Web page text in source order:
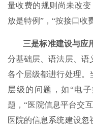
量收费的规则尚未改
放是特例”，“按接口收
三是标准建设与应
分基础层、语法层、语
各个层级都进行处理。
层级的问题，如“电
题，“医院信息平台交
医院的信息系统建设忽